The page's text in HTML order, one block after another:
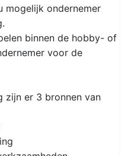
mogelijk ondernemer
binnen de hobby- of
voor de
zijn er 3 bronnen van